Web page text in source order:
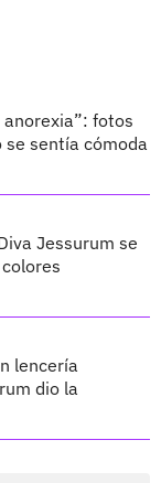
fotos
se sentía cómoda
Jessurum se
lencería
dio la